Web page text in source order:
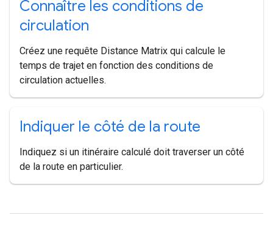
Connaître les conditions de
circulation
Créez une requête Distance Matrix qui calcule le
temps de trajet en fonction des conditions de
circulation actuelles.
Indiquer le côté de la route
Indiquez si un itinéraire calculé doit traverser un côté
de la route en particulier.